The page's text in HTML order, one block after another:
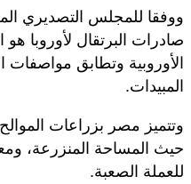
ووفقا للمجلس التصديري
صادرات البرتقال لأوروبا
الأوروبية وتطابق
المبيدات.
وتتميز مصر بزراعات
حيث المساحة المنزرعة،
للعملة الصعبة.